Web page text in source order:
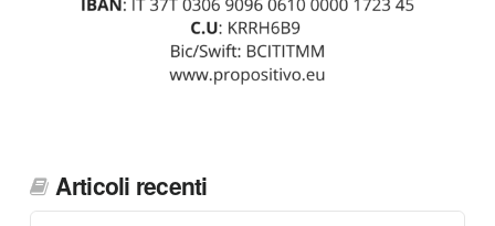
Articoli recenti